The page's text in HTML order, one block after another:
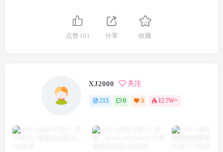
点赞 101 分享 收藏
XJ2000 关注
213 0 3 12.7W+